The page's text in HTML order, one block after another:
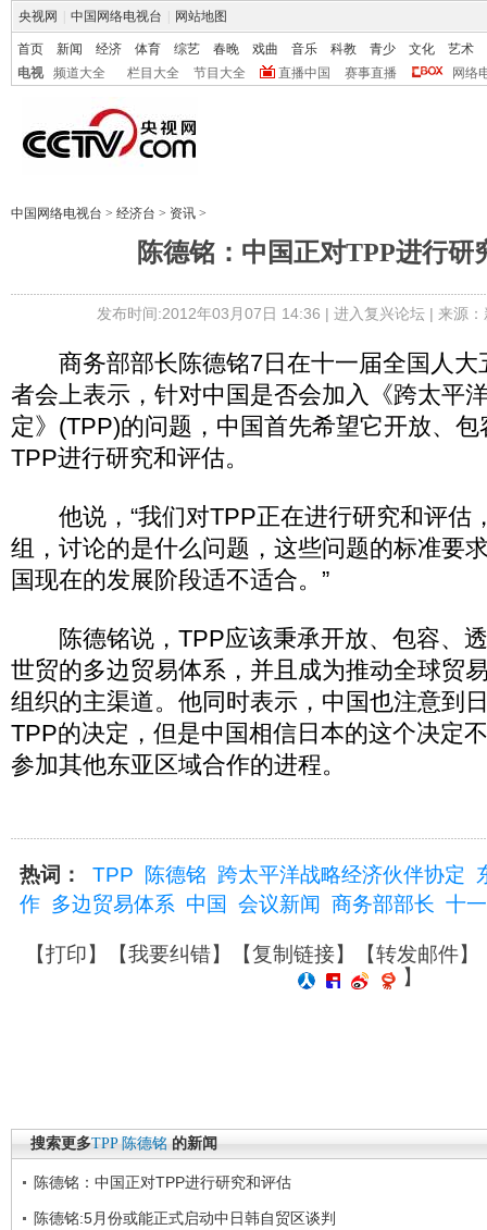
央视网 中国网络电视台 网站地图
首页 新闻 经济 体育 综艺 春晚 戏曲 音乐 科教 青少 文化
艺术
电视
频道大全 栏目大全 节目大全 直播中国 赛事直播 网络
中国网络电视台 > 经济台 > 资讯 >
陈德铭：中国正对TPP进行研
发布时间:2012年03月07日 14:36 | 进入复兴论坛| 来源
商务部部长陈德铭7日在十一届全国人大
者会上表示，针对中国是否会加入《跨太平
定》(TPP)的问题，中国首先希望它开放、
TPP进行研究和评估。
他说，“我们对TPP正在进行研究和评估
组，讨论的是什么问题，这些问题的标准要
国现在的发展阶段适不适合。”
陈德铭说，TPP应该秉承开放、包容、透
世贸的多边贸易体系，并且成为推动全球贸
组织的主渠道。他同时表示，中国也注意到
TPP的决定，但是中国相信日本的这个决定
参加其他东亚区域合作的进程。
热词： TPP 陈德铭 跨太平洋战略经济伙伴协定
作 多边贸易体系 中国 会议新闻 商务部部长 十
【打印】【我要纠错】【复制链接】【转发邮件】
】
搜索更多TPP 陈德铭 的新闻
陈德铭：中国正对TPP进行研究和评估
陈德铭:5月份或能正式启动中日韩自贸区谈判